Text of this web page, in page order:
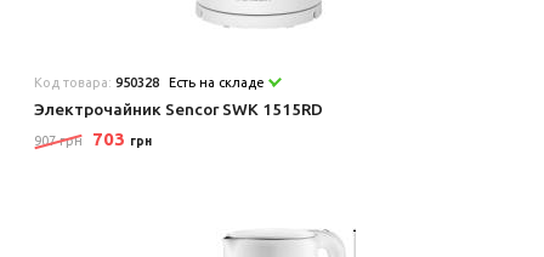
Код товара:950328 Есть на складе
Электрочайник Sencor SWK 1515RD
907 грн 703 грн